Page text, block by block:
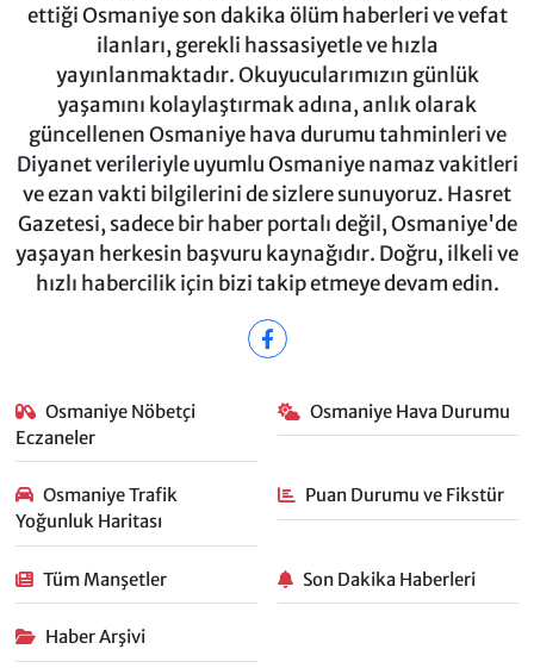
ettiği Osmaniye son dakika ölüm haberleri ve vefat
ilanları, gerekli hassasiyetle ve hızla
yayınlanmaktadır. Okuyucularımızın günlük
yaşamını kolaylaştırmak adına, anlık olarak
güncellenen Osmaniye hava durumu tahminleri ve
Diyanet verileriyle uyumlu Osmaniye namaz vakitleri
ve ezan vakti bilgilerini de sizlere sunuyoruz. Hasret
Gazetesi, sadece bir haber portalı değil, Osmaniye'de
yaşayan herkesin başvuru kaynağıdır. Doğru, ilkeli ve
hızlı habercilik için bizi takip etmeye devam edin.
Osmaniye Nöbetçi
Eczaneler
Osmaniye Hava Durumu
Osmaniye Trafik
Yoğunluk Haritası
Puan Durumu ve Fikstür
Tüm Manşetler Son Dakika Haberleri
Haber Arşivi